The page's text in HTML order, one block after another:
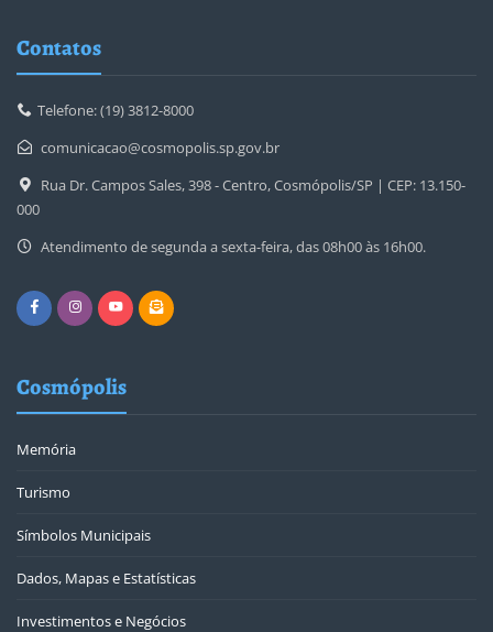
Contatos
Telefone: (19) 3812-8000
comunicacao@cosmopolis.sp.gov.br
Rua Dr. Campos Sales, 398 - Centro, Cosmópolis/SP | CEP: 13.150-
000
Atendimento de segunda a sexta-feira, das 08h00 às 16h00.
Cosmópolis
Memória
Turismo
Símbolos Municipais
Dados, Mapas e Estatísticas
Investimentos e Negócios